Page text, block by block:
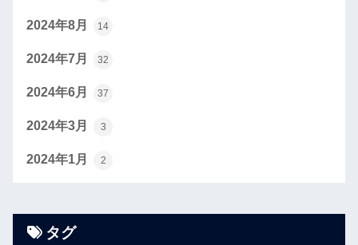
2024年8月 14
2024年7月 32
2024年6月 37
2024年3月 3
2024年1月 2
タグ